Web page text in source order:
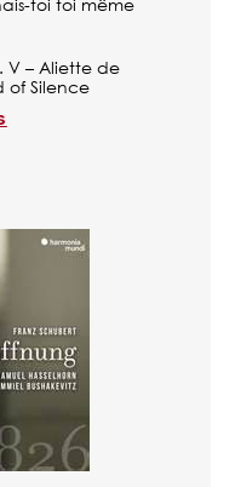
V – Aliette de
of Silence